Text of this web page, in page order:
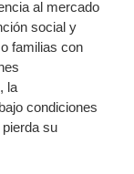
al mercado
social y
familias con
la
condiciones
su